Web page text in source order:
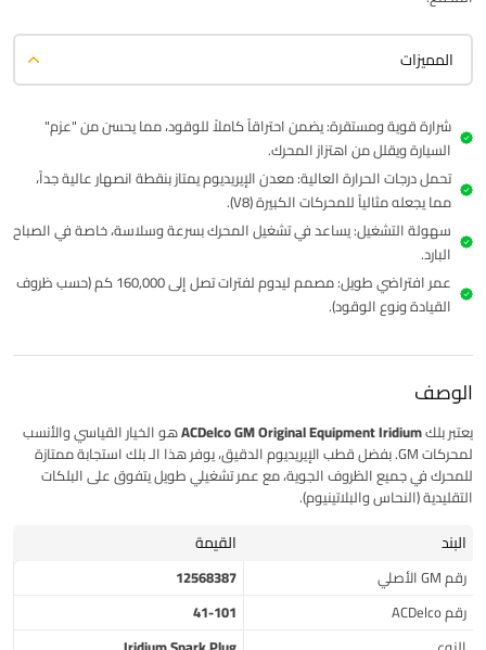
المميزات
شرارة قوية ومستقرة: يضمن احتراقاً كاملاً للوقود، مما يحسن من "عزم"
السيارة ويقلل من اهتزاز المحرك.
تحمل درجات الحرارة العالية: معدن الإيريديوم يمتاز بنقطة انصهار عالية جداً،
مما يجعله مثالياً للمحركات الكبيرة (V8).
سهولة التشغيل: يساعد في تشغيل المحرك بسرعة وسلاسة، خاصة في الصباح
البارد.
عمر افتراضي طويل: مصمم ليدوم لفترات تصل إلى 160,000 كم (حسب ظروف
القيادة ونوع الوقود).
الوصف
يعتبر بلكACDelco GM Original Equipment Iridiumهو الخيار القياسي والأنسب
لمحركات GM. بفضل قطب الإيريديوم الدقيق، يوفر هذا الـ
بلكاستجابة ممتازة
للمحرك في جميع الظروف الجوية، مع عمر تشغيلي طويل يتفوق على البلكات
التقليدية (النحاس والبلاتينيوم).
البند القيمة
رقم GM الأصلي
12568387
رقم ACDelco
41-101